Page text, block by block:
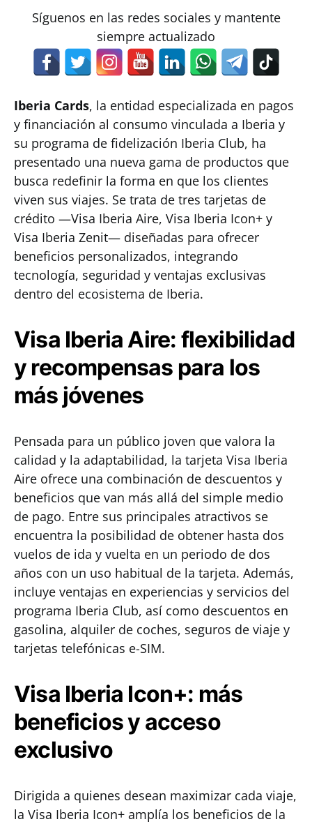
Síguenos en las redes sociales y mantente
siempre actualizado
Iberia Cards, la entidad especializada en pagos
y financiación al consumo vinculada a Iberia y
su programa de fidelización Iberia Club, ha
presentado una nueva gama de productos que
busca redefinir la forma en que los clientes
viven sus viajes. Se trata de tres tarjetas de
crédito —Visa Iberia Aire, Visa Iberia Icon+ y
Visa Iberia Zenit— diseñadas para ofrecer
beneficios personalizados, integrando
tecnología, seguridad y ventajas exclusivas
dentro del ecosistema de Iberia.
Visa Iberia Aire: flexibilidad
y recompensas para los
más jóvenes
Pensada para un público joven que valora la
calidad y la adaptabilidad, la tarjeta Visa Iberia
Aire ofrece una combinación de descuentos y
beneficios que van más allá del simple medio
de pago. Entre sus principales atractivos se
encuentra la posibilidad de obtener hasta dos
vuelos de ida y vuelta en un periodo de dos
años con un uso habitual de la tarjeta. Además,
incluye ventajas en experiencias y servicios del
programa Iberia Club, así como descuentos en
gasolina, alquiler de coches, seguros de viaje y
tarjetas telefónicas e-SIM.
Visa Iberia Icon+: más
beneficios y acceso
exclusivo
Dirigida a quienes desean maximizar cada viaje,
la Visa Iberia Icon+ amplía los beneficios de la